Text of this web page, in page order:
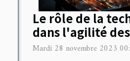
Le rôle de la
dans l'agilité
Mardi 28 novembre 2023